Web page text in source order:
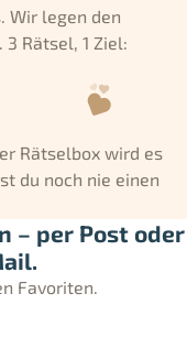
Wir legen den
Rätsel, 1 Ziel:
Rätselbox wird es
du noch nie einen
– per Post oder
Favoriten.